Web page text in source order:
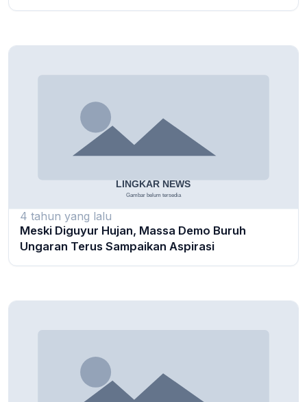
4 tahun yang lalu
Meski Diguyur Hujan, Massa Demo Buruh
Ungaran Terus Sampaikan Aspirasi